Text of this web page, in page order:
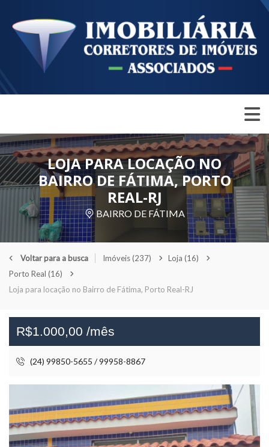
LOJA PARA LOCAÇÃO NO
BAIRRO DE FÁTIMA, PORTO
REAL-RJ
BAIRRO DE FÁTIMA
Voltar para a busca Imóveis(237) Loja (16)
Porto Real (16)
Loja para locação no Bairro de Fátima, Porto Real-RJ
R$1.000,00 /mês
(24) 99850-5655 / 99958-8867